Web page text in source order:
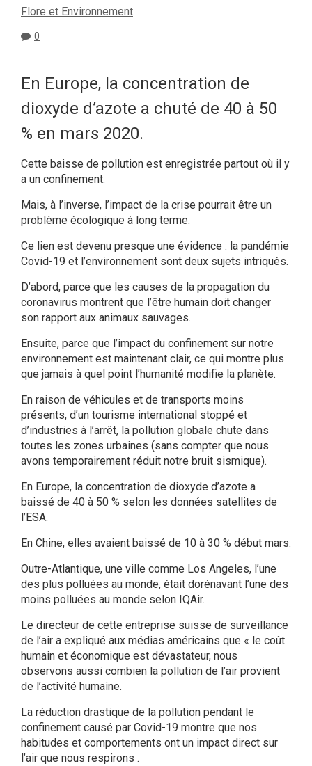
Flore et Environnement
0
En Europe, la concentration de
dioxyde d’azote a chuté de 40 à 50
% en mars 2020.
Cette baisse de pollution est enregistrée partout où il y
a un confinement.
Mais, à l’inverse, l’impact de la crise pourrait être un
problème écologique à long terme.
Ce lien est devenu presque une évidence : la pandémie
Covid-19 et l’environnement sont deux sujets intriqués.
D’abord, parce que les causes de la propagation du
coronavirus montrent que l’être humain doit changer
son rapport aux animaux sauvages.
Ensuite, parce que l’impact du confinement sur notre
environnement est maintenant clair, ce qui montre plus
que jamais à quel point l’humanité modifie la planète.
En raison de véhicules et de transports moins
présents, d’un tourisme international stoppé et
d’industries à l’arrêt, la pollution globale chute dans
toutes les zones urbaines (sans compter que nous
avons temporairement réduit notre bruit sismique).
En Europe, la concentration de dioxyde d’azote a
baissé de 40 à 50 % selon les données satellites de
l’ESA.
En Chine, elles avaient baissé de 10 à 30 % début mars.
Outre-Atlantique, une ville comme Los Angeles, l’une
des plus polluées au monde, était dorénavant l’une des
moins polluées au monde selon IQAir.
Le directeur de cette entreprise suisse de surveillance
de l’air a expliqué aux médias américains que « le coût
humain et économique est dévastateur, nous
observons aussi combien la pollution de l’air provient
de l’activité humaine.
La réduction drastique de la pollution pendant le
confinement causé par Covid-19 montre que nos
habitudes et comportements ont un impact direct sur
l’air que nous respirons .